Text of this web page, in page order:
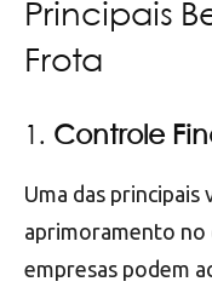
Principais
Frota
1. Controle
Uma das
aprimoramento
empresas podem